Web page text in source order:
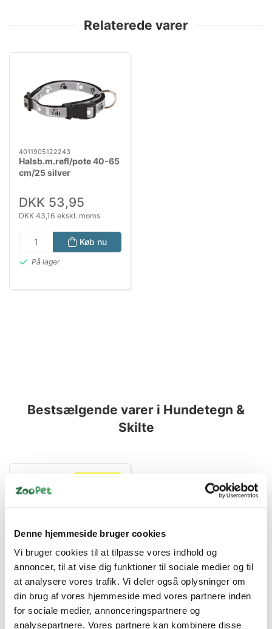
Denne hjemmeside bruger cookies
Vi bruger cookies til at tilpasse vores indhold og
annoncer, til at vise dig funktioner til sociale medier og til
at analysere vores trafik. Vi deler også oplysninger om
din brug af vores hjemmeside med vores partnere inden
for sociale medier, annonceringspartnere og
analysepartnere. Vores partnere kan kombinere disse
Relaterede varer
4011905122243
Halsb.m.refl/pote 40-65
cm/25 silver
DKK 53,95
DKK 43,16 ekskl. moms
Køb nu
På lager
Bestsælgende varer i Hundetegn &
Skilte
5705574105001
Skilt "Advarsel" Hvid
20x29cm
Standard salgspris DKK
99,00
DKK 29,95